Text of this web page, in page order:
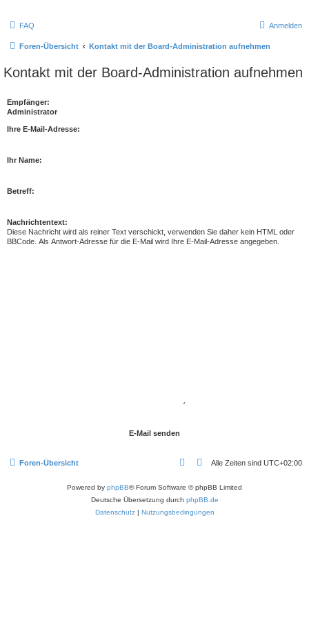
FAQ Anmelden
Foren-Übersicht Kontakt mit der Board-Administration aufnehmen
Kontakt mit der Board-Administration aufnehmen
Empfänger:
Administrator
Ihre E-Mail-Adresse:
Ihr Name:
Betreff:
Nachrichtentext:
Diese Nachricht wird als reiner Text verschickt, verwenden Sie daher kein HTML oder
BBCode. Als Antwort-Adresse für die E-Mail wird Ihre E-Mail-Adresse angegeben.
Foren-Übersicht Alle Zeiten sind UTC+02:00
Powered by phpBB® Forum Software © phpBB Limited
Deutsche Übersetzung durch phpBB.de
Datenschutz| Nutzungsbedingungen